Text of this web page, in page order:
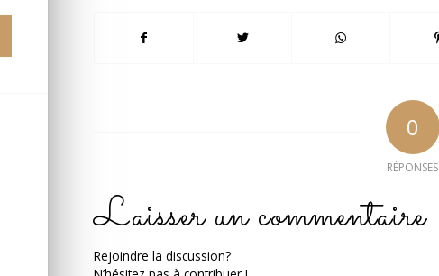
0
RÉPONSES
Laisser un commentaire
Rejoindre la discussion?